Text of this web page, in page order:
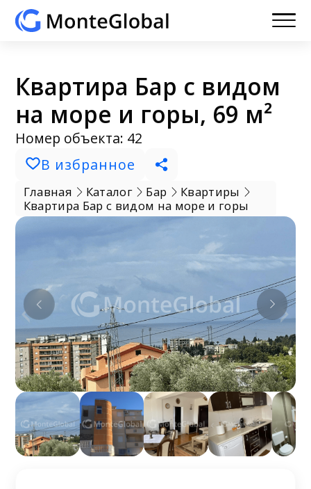
Квартира Бар с видом
на море и горы, 69 м²
Номер объекта: 42
В избранное
Главная Каталог Бар
Квартиры
Квартира Бар с видом на море и горы